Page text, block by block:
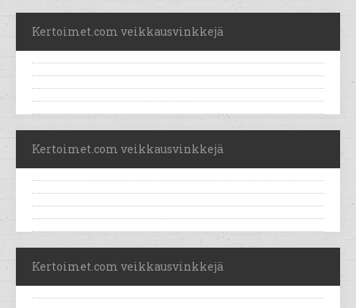
Kertoimet.com veikkausvinkkejä
Kertoimet.com veikkausvinkkejä
Kertoimet.com veikkausvinkkejä